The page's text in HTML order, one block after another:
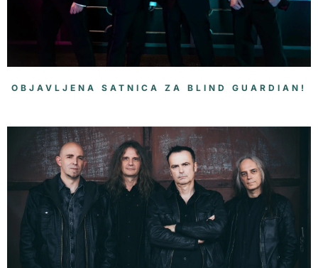
OBJAVLJENA SATNICA ZA BLIND GUARDIAN!